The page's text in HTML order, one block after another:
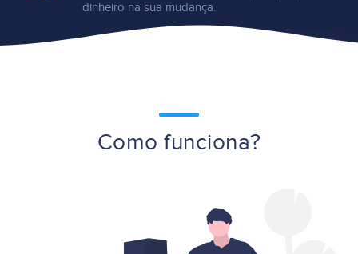
dinheiro na sua mudança.
Como funciona?